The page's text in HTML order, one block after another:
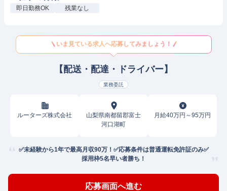
即日勤務OK 残業なし
いま見ている求人へ応募してみましょう！
【配送・配達・ドライバー】
業務委託
ルーターズ株式会社
山梨県南都留郡富士
河口湖町
月給40万円～95万円
✅未経験から1年で最高月収90万！✅応募条件は普通運転免許証のみ✅
採用枠5名早い者勝ち！
応募画面へ進む